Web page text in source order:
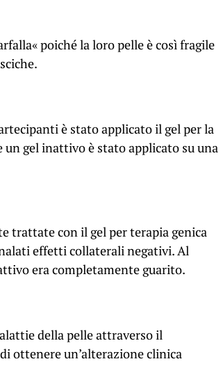
poiché la loro pelle è così fragile
è stato applicato il gel per la
gel inattivo è stato applicato su una
trattate con il gel per terapia genica
effetti collaterali negativi. Al
era completamente guarito.
della pelle attraverso il
ottenere un’alterazione clinica